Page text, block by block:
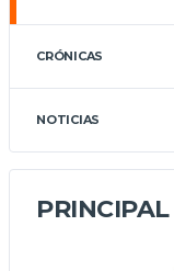
CRÓNICAS
NOTICIAS